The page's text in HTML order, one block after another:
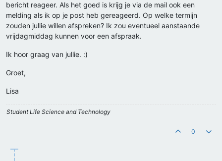
bericht reageer. Als het goed is krijg je via de mail ook een
melding als ik op je post heb gereageerd. Op welke termijn
zouden jullie willen afspreken? Ik zou eventueel aanstaande
vrijdagmiddag kunnen voor een afspraak.
Ik hoor graag van jullie. :)
Groet,
Lisa
Student Life Science and Technology
0